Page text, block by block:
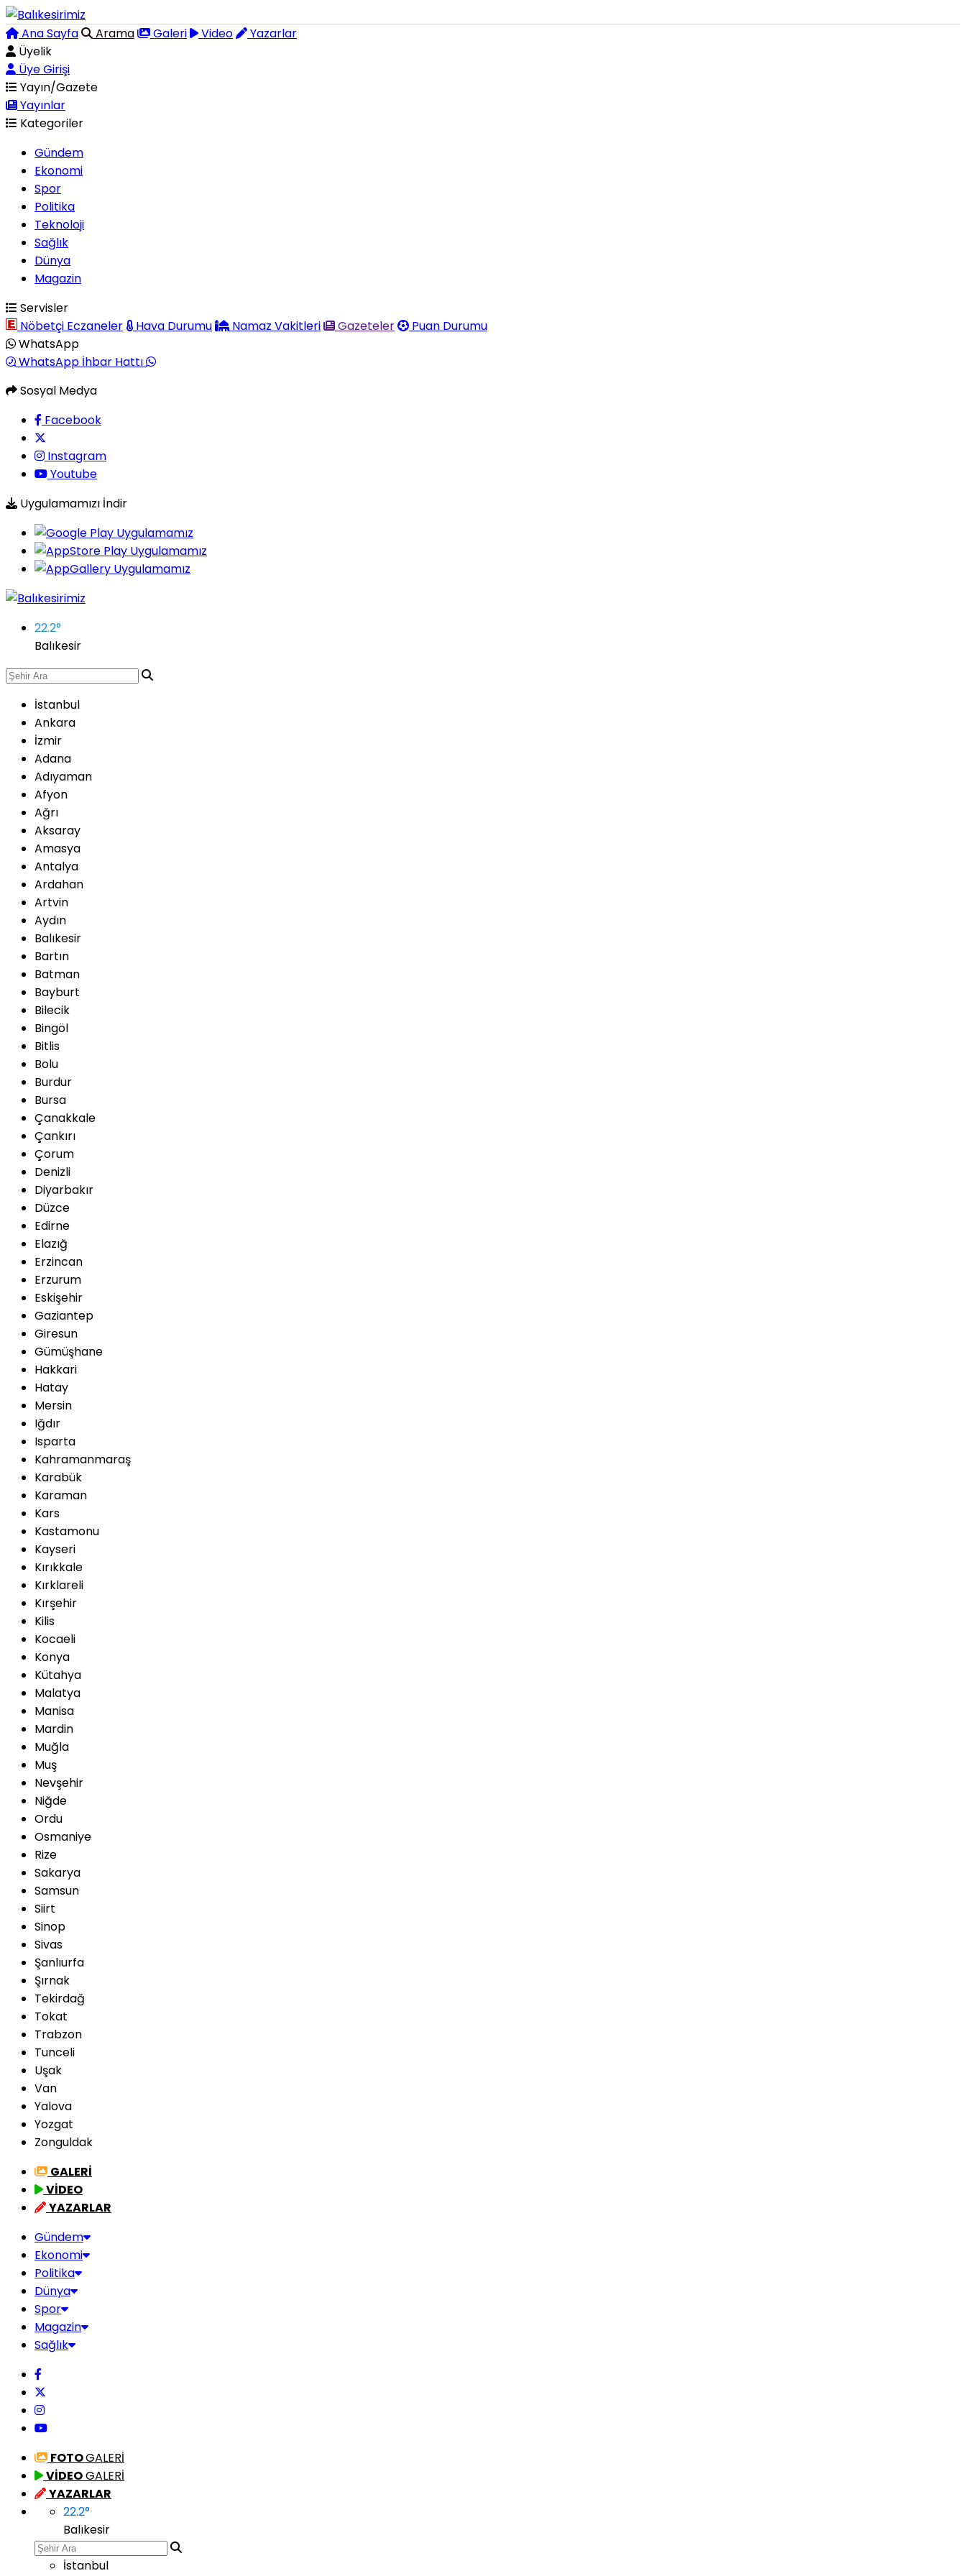
Ana Sayfa Arama Galeri Video
Yazarlar
Üyelik
Üye Girişi
Yayın/Gazete
Yayınlar
Kategoriler
Gündem
Ekonomi
Spor
Politika
Teknoloji
Sağlık
Dünya
Magazin
Servisler
Nöbetçi Eczaneler
Hava Durumu Namaz Vakitleri Gazeteler
Puan Durumu
WhatsApp
WhatsApp İhbar Hattı
Sosyal Medya
Facebook
Instagram
Youtube
Uygulamamızı İndir
22.2°
Balıkesir
İstanbul
Ankara
İzmir
Adana
Adıyaman
Afyon
Ağrı
Aksaray
Amasya
Antalya
Ardahan
Artvin
Aydın
Balıkesir
Bartın
Batman
Bayburt
Bilecik
Bingöl
Bitlis
Bolu
Burdur
Bursa
Çanakkale
Çankırı
Çorum
Denizli
Diyarbakır
Düzce
Edirne
Elazığ
Erzincan
Erzurum
Eskişehir
Gaziantep
Giresun
Gümüşhane
Hakkari
Hatay
Mersin
Iğdır
Isparta
Kahramanmaraş
Karabük
Karaman
Kars
Kastamonu
Kayseri
Kırıkkale
Kırklareli
Kırşehir
Kilis
Kocaeli
Konya
Kütahya
Malatya
Manisa
Mardin
Muğla
Muş
Nevşehir
Niğde
Ordu
Osmaniye
Rize
Sakarya
Samsun
Siirt
Sinop
Sivas
Şanlıurfa
Şırnak
Tekirdağ
Tokat
Trabzon
Tunceli
Uşak
Van
Yalova
Yozgat
Zonguldak
GALERİ
VİDEO
YAZARLAR
Gündem
Ekonomi
Politika
Dünya
Spor
Magazin
Sağlık
FOTOGALERİ
VİDEOGALERİ
YAZARLAR
22.2°
Balıkesir
İstanbul